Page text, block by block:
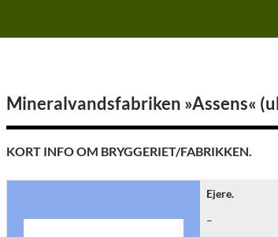
Mineralvandsfabriken »Assens«
KORT INFO OM BRYGGERIET/FABRIKKEN.
Ejere.
–